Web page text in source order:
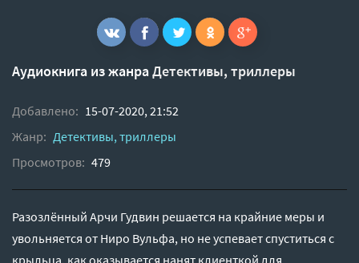
Аудиокнига из жанраДетективы, триллеры
Добавлено: 15-07-2020, 21:52
Жанр: Детективы, триллеры
Просмотров: 479
Разозлённый Арчи Гудвин решается на крайние меры и
увольняется от Ниро Вульфа, но не успевает спуститься с
крыльца, как оказывается нанят клиенткой для